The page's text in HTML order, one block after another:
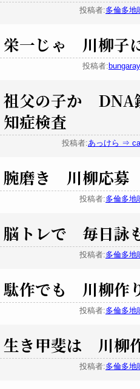
投稿者:多倫多地
栄一じゃ 川柳子
投稿者:
祖父の子か DNA
知症検査
投稿者:あっけら ⇒
腕磨き 川柳応募
投稿者:多倫多地
脳トレで 毎日詠
投稿者:多倫多地
駄作でも 川柳作
投稿者:多倫多地
生き甲斐は 川柳
投稿者:多倫多地